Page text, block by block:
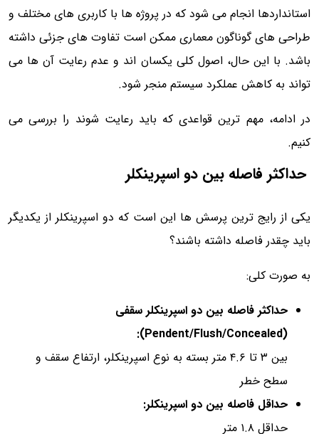
استانداردها انجام می شود که در پروژه ها با کاربری های مختلف و
طراحی های گوناگون معماری ممکن است تفاوت های جزئی داشته
باشد. با این حال، اصول کلی یکسان اند و عدم رعایت آن ها می
تواند به کاهش عملکرد سیستم منجر شود.
در ادامه، مهم ترین قواعدی که باید رعایت شوند را بررسی می
کنیم.
حداکثر فاصله بین دو اسپرینکلر
یکی از رایج ترین پرسش ها این است که دو اسپرینکلر از یکدیگر
باید چقدر فاصله داشته باشند؟
به صورت کلی:
حداکثر فاصله بین دو اسپرینکلر سقفی
(Pendent/Flush/Concealed):
بین ۳ تا ۴.۶ متر بسته به نوع اسپرینکلر، ارتفاع سقف و
سطح خطر
حداقل فاصله بین دو اسپرینکلر:
حداقل ۱.۸ متر